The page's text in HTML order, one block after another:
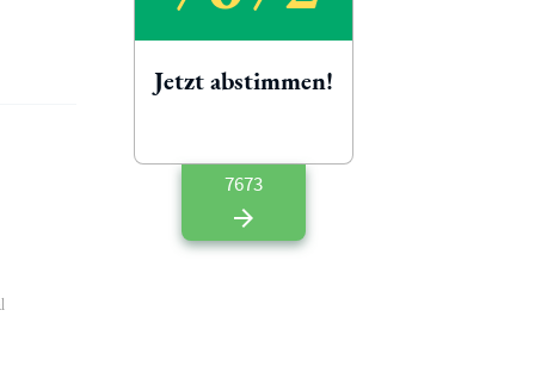
Jetzt abstimmen!
7673